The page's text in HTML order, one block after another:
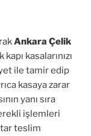
Ankara Çelik
kasalarınızı
ile tamir edip
kasaya zarar
yanı sıra
işlemleri
teslim